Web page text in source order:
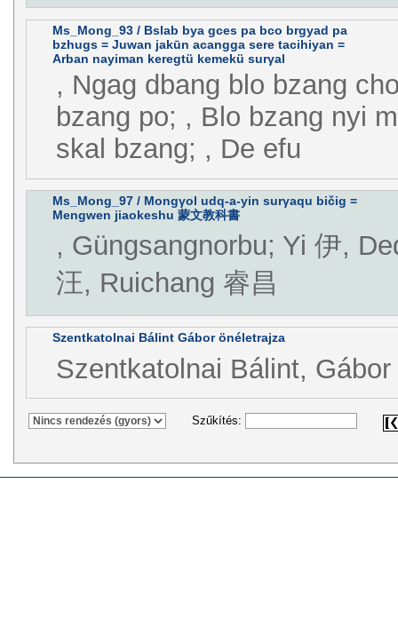
Ms_Mong_93 / Bslab bya gces pa bco brgyad pa
bzhugs = Juwan jakūn acangga sere tacihiyan =
Arban nayiman keregtü kemekü surγal
, Ngag dbang blo bzang
bzang po; , Blo bzang nyi
skal bzang; , De efu
Ms_Mong_97 / Mongγol udq-a-yin surγaqu bičig =
Mengwen jiaokeshu 蒙文教科書
, Güngsangnorbu; Yi 伊,
汪, Ruichang 睿昌
Szentkatolnai Bálint Gábor önéletrajza
Szentkatolnai Bálint, Gábor
Szűkítés: